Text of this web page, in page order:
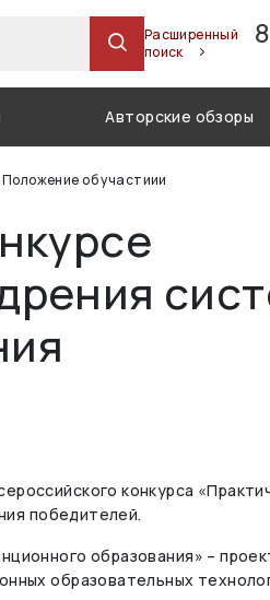
Расширенный
поиск
Авторские обзоры
Положение об участиии
конкурса
победителей.
образования» –
образовательных